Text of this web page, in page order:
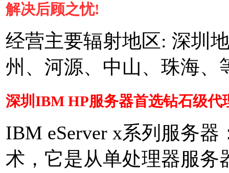
解决后顾之忧!
经营主要辐射地区: 深圳
州、河源、中山、珠海
深圳IBM HP服务器首选钻石级
IBM eServer x系列服务
术，它是从单处理器服务